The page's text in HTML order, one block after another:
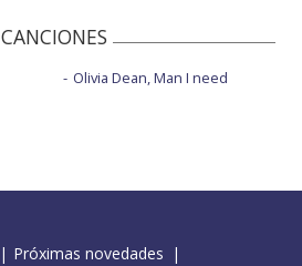
CANCIONES
Olivia Dean, Man I need
Próximas novedades